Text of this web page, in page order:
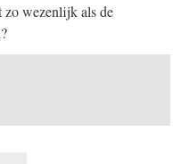
zo wezenlijk als de